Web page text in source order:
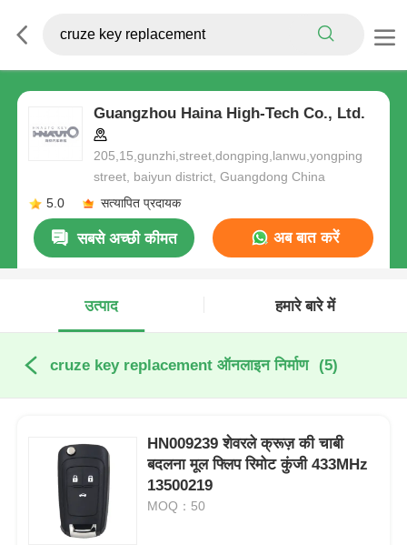
Guangzhou Haina High-Tech Co., Ltd.
205,15,gunzhi,street,dongping,lanwu,yongping
street, baiyun district, Guangdong China
5.0
सत्यापित प्रदायक
सबसे अच्छी कीमत अब बात करें
उत्पाद हमारे बारे में
cruze key replacement ऑनलाइन निर्माण (5)
HN009239 शेवरले क्रूज़ की चाबी
बदलना मूल फ्लिप रिमोट कुंजी 433MHz
13500219
MOQ：50